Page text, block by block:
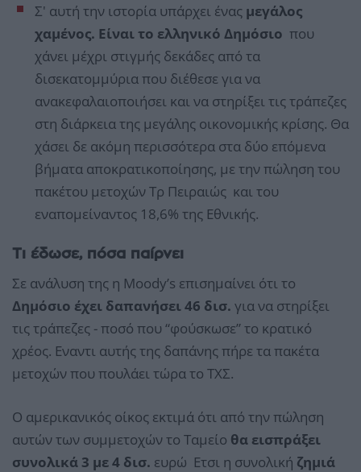
Σ' αυτή την ιστορία υπάρχει ένας μεγάλος
χαμένος. Είναι το ελληνικό Δημόσιο που
χάνει μέχρι στιγμής δεκάδες από τα
δισεκατομμύρια που διέθεσε για να
ανακεφαλαιοποιήσει και να στηρίξει τις τράπεζες
στη διάρκεια της μεγάλης οικονομικής κρίσης. Θα
χάσει δε ακόμη περισσότερα στα δύο επόμενα
βήματα αποκρατικοποίησης, με την πώληση του
πακέτου μετοχών Τρ Πειραιώς και του
εναπομείναντος 18,6% της Εθνικής.
Τι έδωσε, πόσα παίρνει
Σε ανάλυση της η Moody’s επισημαίνει ότι το
Δημόσιο έχει δαπανήσει 46 δισ. για να στηρίξει
τις τράπεζες - ποσό που “φούσκωσε” το κρατικό
χρέος. Εναντι αυτής της δαπάνης πήρε τα πακέτα
μετοχών που πουλάει τώρα το ΤΧΣ.
Ο αμερικανικός οίκος εκτιμά ότι από την πώληση
αυτών των συμμετοχών το Ταμείο θα εισπράξει
συνολικά 3 με 4 δισ. ευρώ Ετσι η συνολική ζημιά